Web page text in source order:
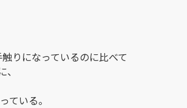
りになっているのに比べて
ている。